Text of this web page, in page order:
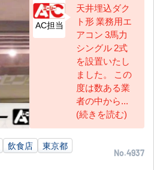
AC担当
天井埋込ダク
ト形 業務用エ
アコン 3馬力
シングル 2式
を設置いたし
ました。 この
度は数ある業
者の中から...
(続きを読む)
飲食店
東京都
No.4937